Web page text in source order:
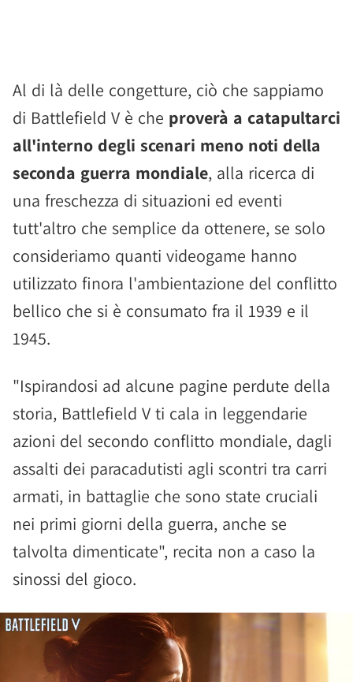
Al di là delle congetture, ciò che sappiamo
di Battlefield V è che proverà a catapultarci
all'interno degli scenari meno noti della
seconda guerra mondiale, alla ricerca di
una freschezza di situazioni ed eventi
tutt'altro che semplice da ottenere, se solo
consideriamo quanti videogame hanno
utilizzato finora l'ambientazione del conflitto
bellico che si è consumato fra il 1939 e il
1945.
"Ispirandosi ad alcune pagine perdute della
storia, Battlefield V ti cala in leggendarie
azioni del secondo conflitto mondiale, dagli
assalti dei paracadutisti agli scontri tra carri
armati, in battaglie che sono state cruciali
nei primi giorni della guerra, anche se
talvolta dimenticate", recita non a caso la
sinossi del gioco.